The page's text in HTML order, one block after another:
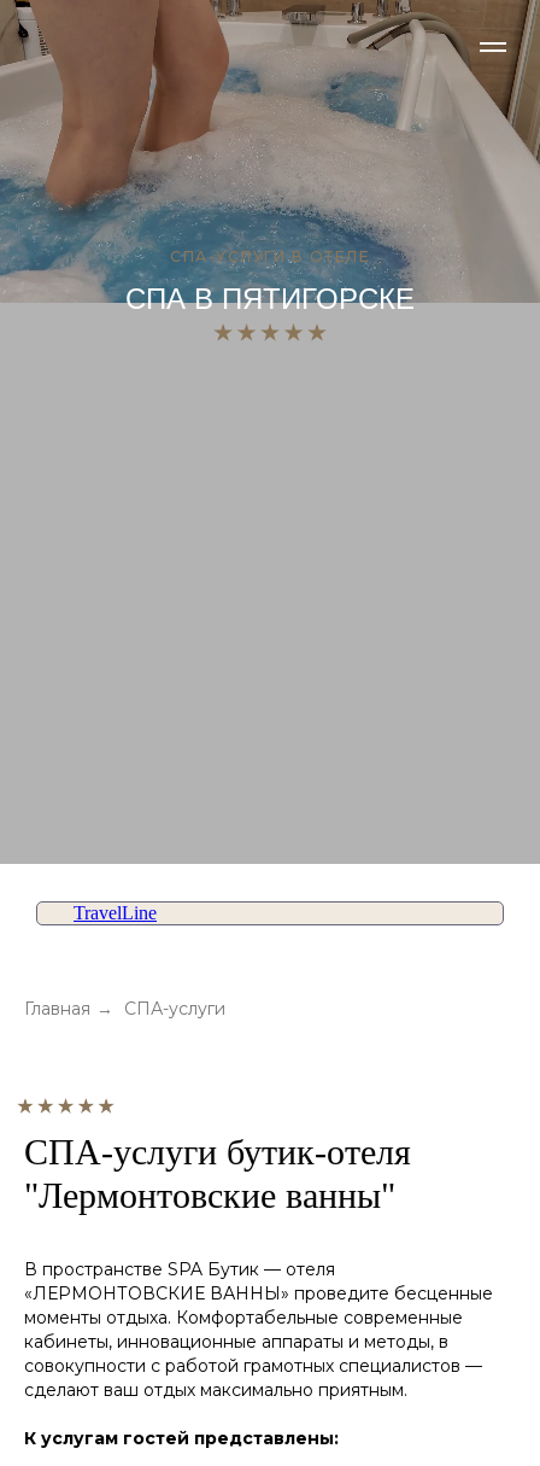
СПА В ПЯТИГОРСКЕ
СПА-УСЛУГИ В ОТЕЛЕ
TravelLine
Главная → СПА-услуги
СПА-услуги бутик-отеля
"Лермонтовские ванны"
В пространстве SPA Бутик — отеля
«ЛЕРМОНТОВСКИЕ ВАННЫ» проведите бесценные
моменты отдыха. Комфортабельные современные
кабинеты, инновационные аппараты и методы, в
совокупности с работой грамотных специалистов —
сделают ваш отдых максимально приятным.
К услугам гостей представлены: